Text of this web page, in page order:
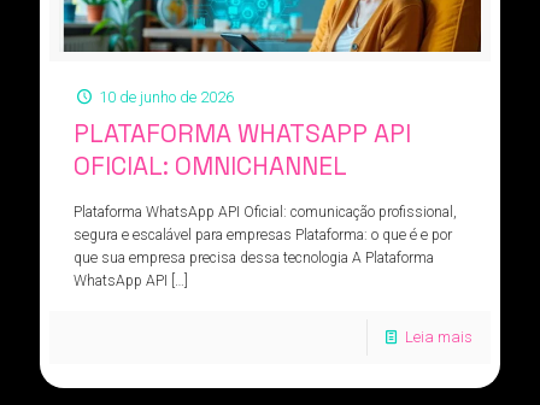
10 de junho de 2026
PLATAFORMA WHATSAPP API
OFICIAL: OMNICHANNEL
Plataforma WhatsApp API Oficial: comunicação profissional,
segura e escalável para empresas Plataforma: o que é e por
que sua empresa precisa dessa tecnologia A Plataforma
WhatsApp API
Leia mais